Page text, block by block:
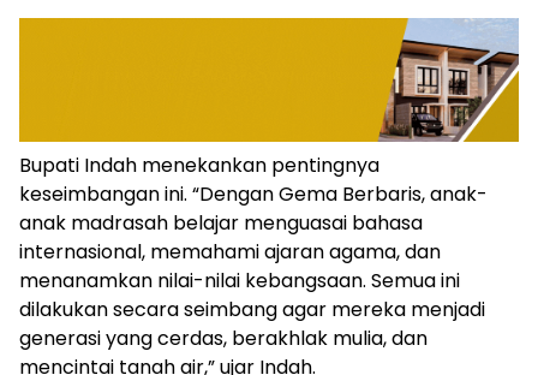
Bupati Indah menekankan pentingnya
keseimbangan ini. “Dengan Gema Berbaris, anak-
anak madrasah belajar menguasai bahasa
internasional, memahami ajaran agama, dan
menanamkan nilai-nilai kebangsaan. Semua ini
dilakukan secara seimbang agar mereka menjadi
generasi yang cerdas, berakhlak mulia, dan
mencintai tanah air,” ujar Indah.